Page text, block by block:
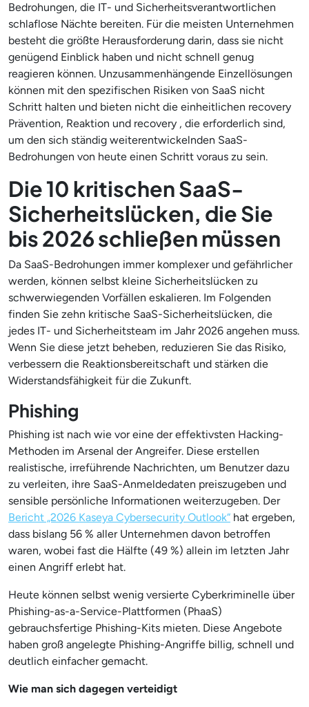
Bedrohungen, die IT- und Sicherheitsverantwortlichen
schlaflose Nächte bereiten. Für die meisten Unternehmen
besteht die größte Herausforderung darin, dass sie nicht
genügend Einblick haben und nicht schnell genug
reagieren können. Unzusammenhängende Einzellösungen
können mit den spezifischen Risiken von SaaS nicht
Schritt halten und bieten nicht die einheitlichen recovery
Prävention, Reaktion und recovery , die erforderlich sind,
um den sich ständig weiterentwickelnden SaaS-
Bedrohungen von heute einen Schritt voraus zu sein.
Die 10 kritischen SaaS-
Sicherheitslücken, die Sie
bis 2026 schließen müssen
Da SaaS-Bedrohungen immer komplexer und gefährlicher
werden, können selbst kleine Sicherheitslücken zu
schwerwiegenden Vorfällen eskalieren. Im Folgenden
finden Sie zehn kritische SaaS-Sicherheitslücken, die
jedes IT- und Sicherheitsteam im Jahr 2026 angehen muss.
Wenn Sie diese jetzt beheben, reduzieren Sie das Risiko,
verbessern die Reaktionsbereitschaft und stärken die
Widerstandsfähigkeit für die Zukunft.
Phishing
Phishing ist nach wie vor eine der effektivsten Hacking-
Methoden im Arsenal der Angreifer. Diese erstellen
realistische, irreführende Nachrichten, um Benutzer dazu
zu verleiten, ihre SaaS-Anmeldedaten preiszugeben und
sensible persönliche Informationen weiterzugeben. Der
Bericht „2026 Kaseya Cybersecurity Outlook“ hat ergeben,
dass bislang 56 % aller Unternehmen davon betroffen
waren, wobei fast die Hälfte (49 %) allein im letzten Jahr
einen Angriff erlebt hat.
Heute können selbst wenig versierte Cyberkriminelle über
Phishing-as-a-Service-Plattformen (PhaaS)
gebrauchsfertige Phishing-Kits mieten. Diese Angebote
haben groß angelegte Phishing-Angriffe billig, schnell und
deutlich einfacher gemacht.
Wie man sich dagegen verteidigt